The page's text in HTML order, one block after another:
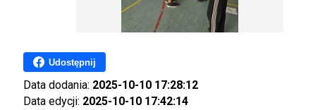
Udostępnij
Data dodania: 2025-10-10 17:28:12
Data edycji: 2025-10-10 17:42:14